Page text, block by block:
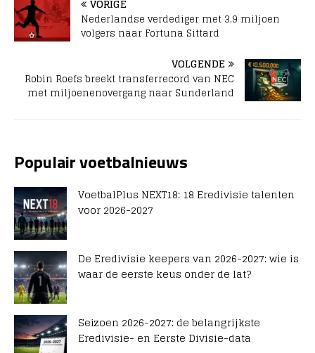
VORIGE
Nederlandse verdediger met 3.9 miljoen
volgers naar Fortuna Sittard
VOLGENDE
Robin Roefs breekt transferrecord van NEC
met miljoenenovergang naar Sunderland
Populair voetbalnieuws
VoetbalPlus NEXT18: 18 Eredivisie talenten
voor 2026-2027
De Eredivisie keepers van 2026-2027: wie is
waar de eerste keus onder de lat?
Seizoen 2026-2027: de belangrijkste
Eredivisie- en Eerste Divisie-data